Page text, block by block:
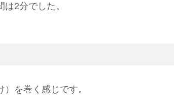
2分でした。
を巻く感じです。